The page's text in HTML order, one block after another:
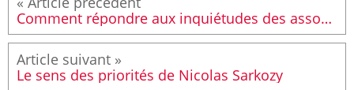
Comment répondre aux inquiétudes des associations ?
Le sens des priorités de Nicolas Sarkozy